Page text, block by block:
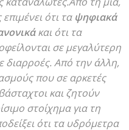
ότι τα ψηφιακά
και ότι τα
σε μεγαλύτερη
διαρροές. Από την άλλη,
που σε αρκετές
και ζητούν
στοίχημα για τη
ότι τα υδρόμετρα